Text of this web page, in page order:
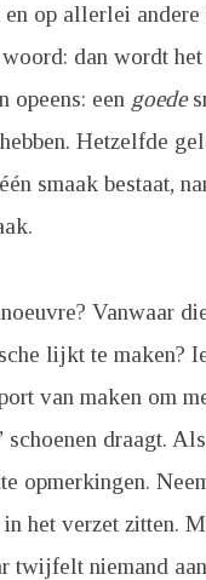
op allerlei
dan wordt
opeens: een goede
Hetzelfde
smaak bestaat,
Vanwaar
lijkt te maken?
van maken om
schoenen draagt.
opmerkingen.
het verzet zitten.
twijfelt niemand